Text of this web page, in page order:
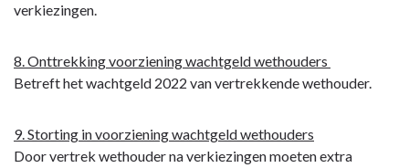
verkiezingen.
8. Onttrekking voorziening wachtgeld wethouders
Betreft het wachtgeld 2022 van vertrekkende wethouder.
9. Storting in voorziening wachtgeld wethouders
Door vertrek wethouder na verkiezingen moeten extra